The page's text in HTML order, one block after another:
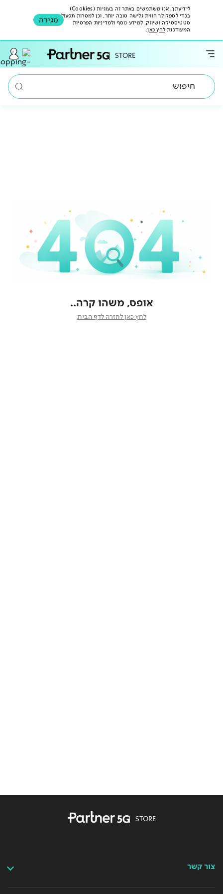
STORE
חיפוש
אופס, משהו קרה..
לחץ כאן לחזרה לדף הבית
STORE
צור קשר
לידיעתך, אנו משתמשים באתר זה בעוגיות (Cookies)
בכדי לספק לך חווית גלישה טובה יותר, וכן למטרות תפעול,
סטטיסטיקה ושיווק. למידע נוסף ולמדיניות הפרטיות
המעודכנת לחץ כאן.
סגירה